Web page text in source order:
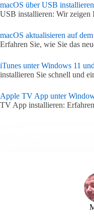
macOS über USB
USB installieren: Wir
macOS aktualisieren auf
Erfahren Sie, wie Sie das
iTunes unter Windows 11
installieren Sie schnell und
Apple TV App unter
TV App installieren: